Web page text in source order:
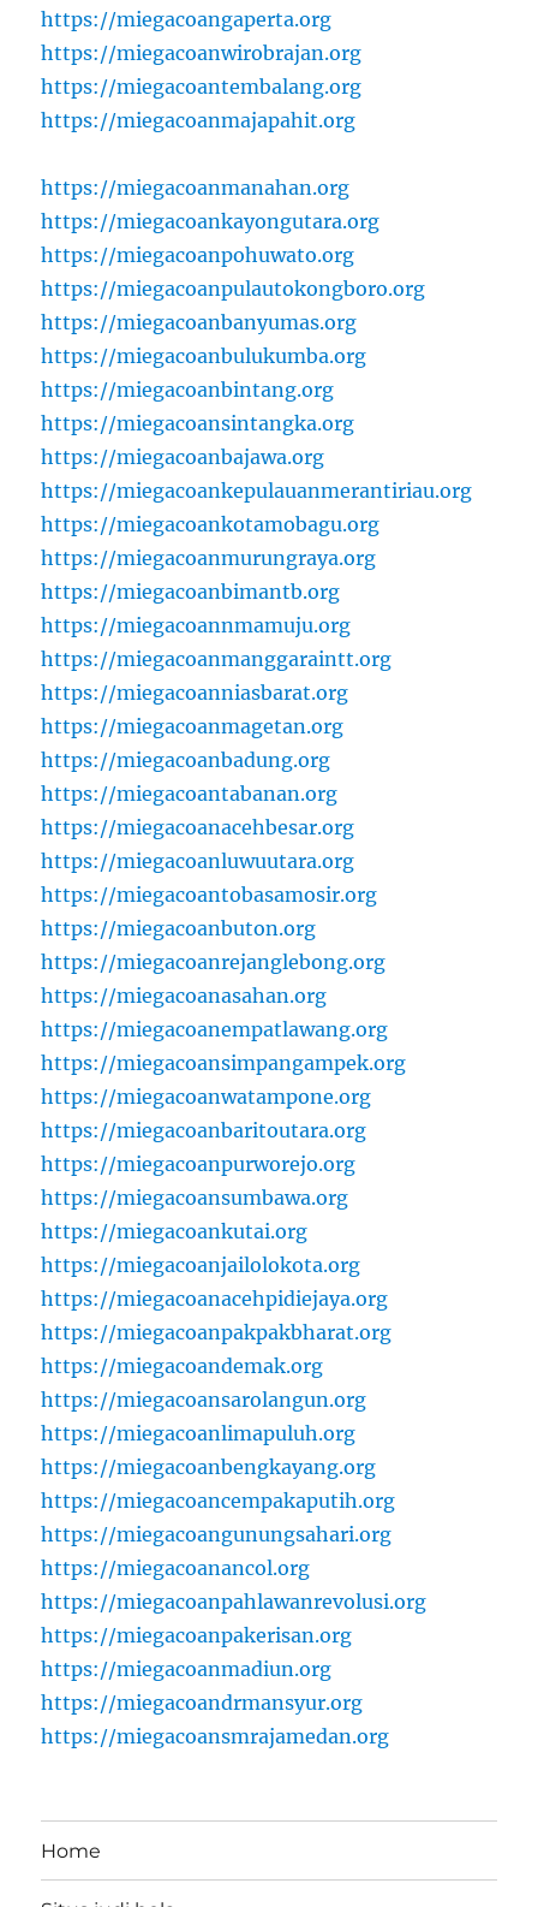
https://miegacoangaperta.org
https://miegacoanwirobrajan.org
https://miegacoantembalang.org
https://miegacoanmajapahit.org
https://miegacoanmanahan.org
https://miegacoankayongutara.org
https://miegacoanpohuwato.org
https://miegacoanpulautokongboro.org
https://miegacoanbanyumas.org
https://miegacoanbulukumba.org
https://miegacoanbintang.org
https://miegacoansintangka.org
https://miegacoanbajawa.org
https://miegacoankepulauanmerantiriau.org
https://miegacoankotamobagu.org
https://miegacoanmurungraya.org
https://miegacoanbimantb.org
https://miegacoannmamuju.org
https://miegacoanmanggaraintt.org
https://miegacoanniasbarat.org
https://miegacoanmagetan.org
https://miegacoanbadung.org
https://miegacoantabanan.org
https://miegacoanacehbesar.org
https://miegacoanluwuutara.org
https://miegacoantobasamosir.org
https://miegacoanbuton.org
https://miegacoanrejanglebong.org
https://miegacoanasahan.org
https://miegacoanempatlawang.org
https://miegacoansimpangampek.org
https://miegacoanwatampone.org
https://miegacoanbaritoutara.org
https://miegacoanpurworejo.org
https://miegacoansumbawa.org
https://miegacoankutai.org
https://miegacoanjailolokota.org
https://miegacoanacehpidiejaya.org
https://miegacoanpakpakbharat.org
https://miegacoandemak.org
https://miegacoansarolangun.org
https://miegacoanlimapuluh.org
https://miegacoanbengkayang.org
https://miegacoancempakaputih.org
https://miegacoangunungsahari.org
https://miegacoanancol.org
https://miegacoanpahlawanrevolusi.org
https://miegacoanpakerisan.org
https://miegacoanmadiun.org
https://miegacoandrmansyur.org
https://miegacoansmrajamedan.org
Home